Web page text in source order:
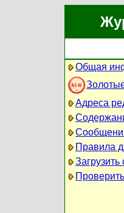
Общая
Адреса
Правила
Загрузить